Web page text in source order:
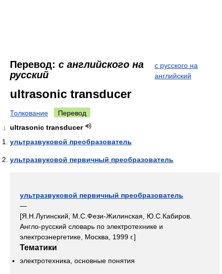
Перевод: с английского на
русский
с русского на
английский
ultrasonic transducer
Толкование Перевод
1
ultrasonic transducer
ультразвуковой преобразователь
ультразвуковой первичный преобразователь
ультразвуковой первичный преобразователь
—
[Я.Н.Лугинский, М.С.Фези-Жилинская, Ю.С.Кабиров.
Англо-русский словарь по электротехнике и
электроэнергетике, Москва, 1999 г.]
Тематики
электротехника, основные понятия